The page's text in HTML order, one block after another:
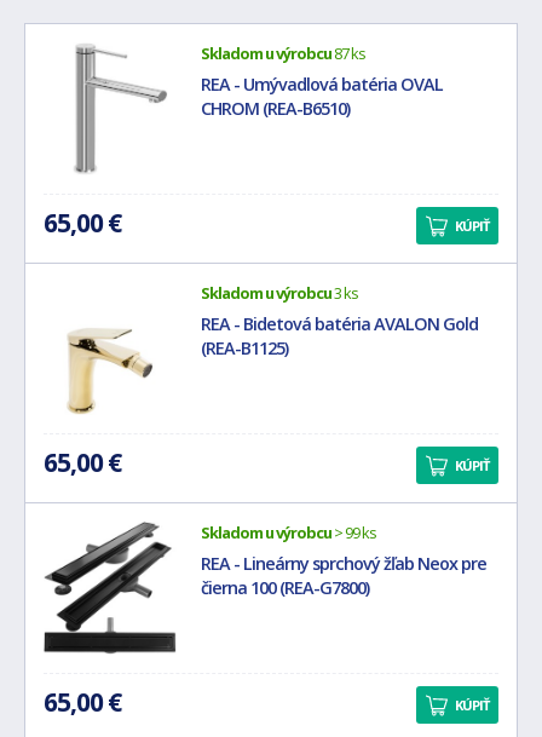
Skladom u výrobcu87 ks
REA - Umývadlová batéria OVAL
CHROM (REA-B6510)
65,00 € KÚPIŤ
Skladom u výrobcu3 ks
REA - Bidetová batéria AVALON Gold
(REA-B1125)
65,00 € KÚPIŤ
Skladom u výrobcu> 99 ks
REA - Lineárny sprchový žľab Neox pre
čierna 100 (REA-G7800)
65,00 € KÚPIŤ